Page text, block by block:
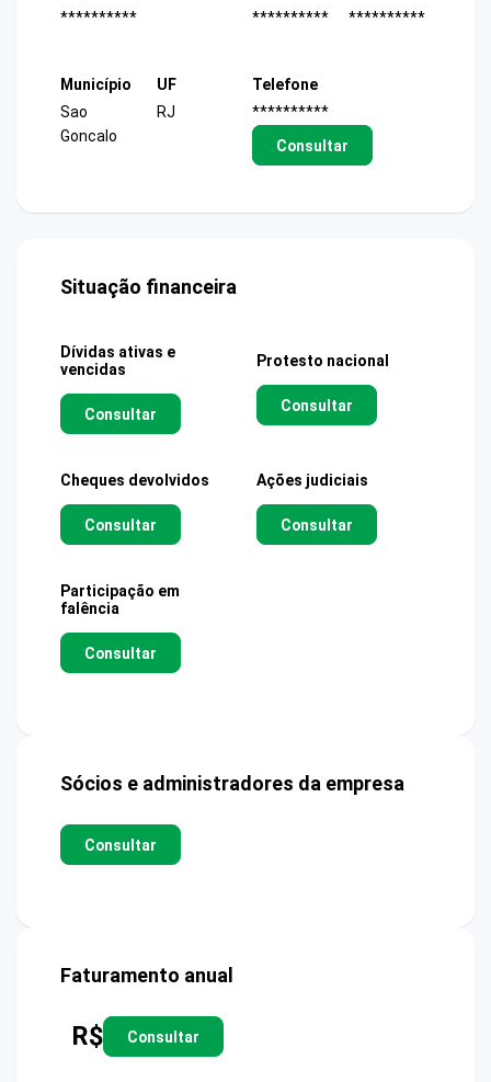
**********
**********
**********
Município
Sao
Goncalo
UF
RJ
Telefone
**********
Consultar
Situação financeira
Dívidas ativas e
vencidas
Consultar
Protesto nacional
Consultar
Cheques devolvidos
Consultar
Ações judiciais
Consultar
Participação em
falência
Consultar
Sócios e administradores da empresa
Consultar
Faturamento anual
R$ Consultar